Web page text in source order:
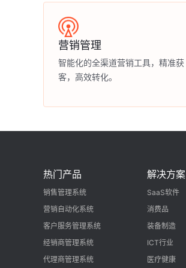
营销管理
智能化的全渠道营销工具，精准获
客，高效转化。
热门产品
销售管理系统
营销自动化系统
客户服务管理系统
经销商管理系统
代理商管理系统
解决方案
SaaS软件
消费品
装备制造
ICT行业
医疗健康